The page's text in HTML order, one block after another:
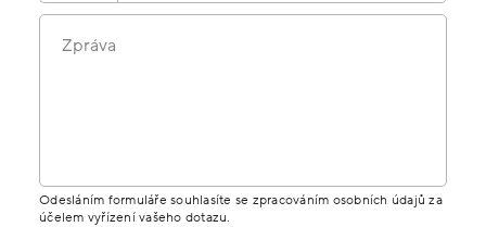
Zpráva
Odesláním formuláře souhlasíte se zpracováním osobních údajů za
účelem vyřízení vašeho dotazu.